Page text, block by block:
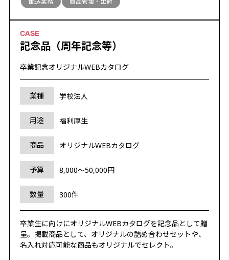
記念品（周年記念等）
卒業記念オリジナルWEBカタログ
業種 学校法人
用途 福利厚生
商品 オリジナルWEBカタログ
予算 8,000～50,000円
数量 300件
卒業生に向けにオリジナルWEBカタログを記念品として贈
呈。掲載商品として、オリジナルの詰め合わせセットや、
名入れ対応可能な商品もオリジナルでセレクト。